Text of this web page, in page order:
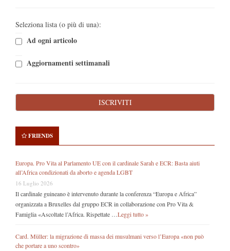
Seleziona lista (o più di una):
Ad ogni articolo
Aggiornamenti settimanali
FRIENDS
Europa. Pro Vita al Parlamento UE con il cardinale Sarah e ECR: Basta aiuti
all’Africa condizionati da aborto e agenda LGBT
16 Luglio 2026
Il cardinale guineano è intervenuto durante la conferenza “Europa e Africa”
organizzata a Bruxelles dal gruppo ECR in collaborazione con Pro Vita &
Famiglia «Ascoltate l’Africa. Rispettate … Leggi tutto »
Card. Müller: la migrazione di massa dei musulmani verso l’Europa «non può
che portare a uno scontro»